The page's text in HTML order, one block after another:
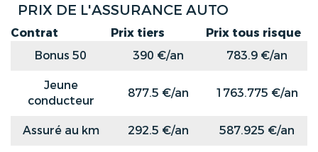
PRIX DE L'ASSURANCE AUTO
Contrat Prix tiers
Prix tous risque
Bonus 50
390 €/an
783.9 €/an
Jeune
conducteur
877.5 €/an 1763.775 €/an
Assuré au km 292.5 €/an 587.925 €/an